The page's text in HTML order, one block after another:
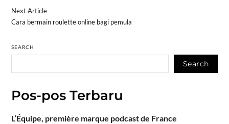
Next Article
Cara bermain roulette online bagi pemula
SEARCH
Search
Pos-pos Terbaru
L’Équipe, première marque podcast de France